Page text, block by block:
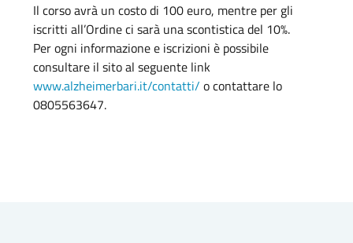
Il corso avrà un costo di 100 euro, mentre per gli
iscritti all’Ordine ci sarà una scontistica del 10%.
Per ogni informazione e iscrizioni è possibile
consultare il sito al seguente link
www.alzheimerbari.it/contatti/ o contattare lo
0805563647.